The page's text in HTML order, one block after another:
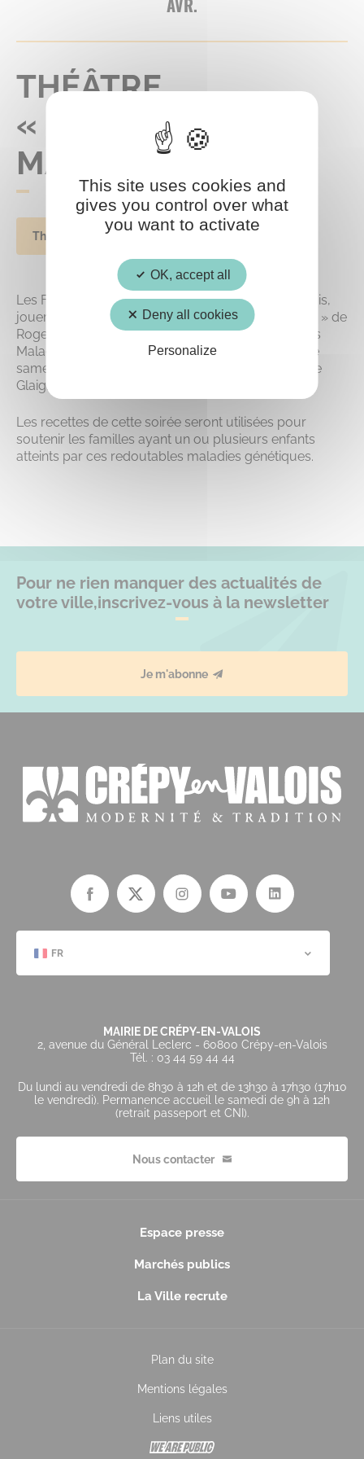
AVR.
THÉÂTRE
« MYSTÈRE AU
MANOIR »
Théâtre
Les Farfadets, troupe de théâtre de Crépy-en-Valois,
joueront la comédie policière « Mystère au Manoir » de
Roger Davau au profit de l’association « Vaincre les
Maladies Lysosomales » V.M.L. antenne Picardie, le
samedi 29 avril 2023 à 20h30 à la Salle des fêtes de
Glaignes (60).
Les recettes de cette soirée seront utilisées pour
soutenir les familles ayant un ou plusieurs enfants
atteints par ces redoutables maladies génétiques.
Pour ne rien manquer des actualités de
votre ville,inscrivez-vous à la newsletter
Je m'abonne
FR
MAIRIE DE CRÉPY-EN-VALOIS
2, avenue du Général Leclerc - 60800 Crépy-en-Valois
Tél. : 03 44 59 44 44
Du lundi au vendredi de 8h30 à 12h et de 13h30 à 17h30 (17h10
le vendredi). Permanence accueil le samedi de 9h à 12h
(retrait passeport et CNI).
Nous contacter
Espace presse
Marchés publics
La Ville recrute
Plan du site
Mentions légales
Liens utiles
This site uses cookies and
gives you control over what
you want to activate
OK, accept all
Deny all cookies
Personalize